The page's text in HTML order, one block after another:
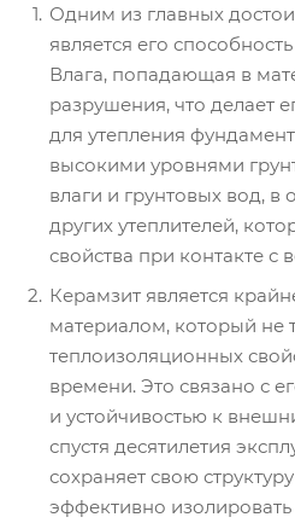
Одним из главных
является его
Влага, попадающая в
разрушения, что делает
для утепления
высокими уровнями
влаги и грунтовых вод, в
других утеплителей,
свойства при контакте с
Керамзит является
материалом, который не
теплоизоляционных
времени. Это связано с
и устойчивостью к
спустя десятилетия
сохраняет свою
эффективно